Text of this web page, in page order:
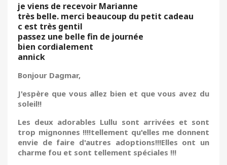
je viens de recevoir Marianne
très belle. merci beaucoup du petit cadeau
c est très gentil
passez une belle fin de journée
bien cordialement
annick
Bonjour Dagmar,
J'espère que vous allez bien et que vous avez du
soleil!!
Les deux adorables Lullu sont arrivées et sont
trop mignonnes !!!!tellement qu'elles me donnent
envie de faire d'autres adoptions!!!Elles ont un
charme fou et sont tellement spéciales !!!